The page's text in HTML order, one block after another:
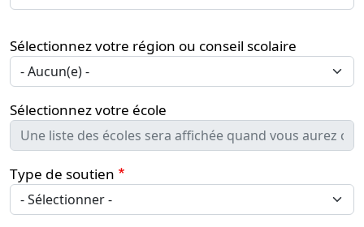
Sélectionnez votre région ou conseil scolaire
Sélectionnez votre école
Type de soutien